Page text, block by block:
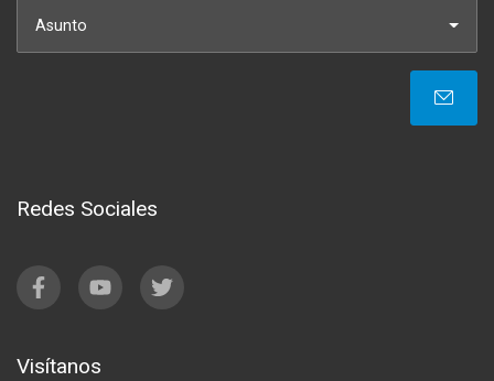
Asunto
Redes Sociales
Visítanos